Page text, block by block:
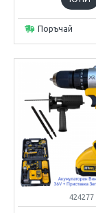
Поръчай
424277